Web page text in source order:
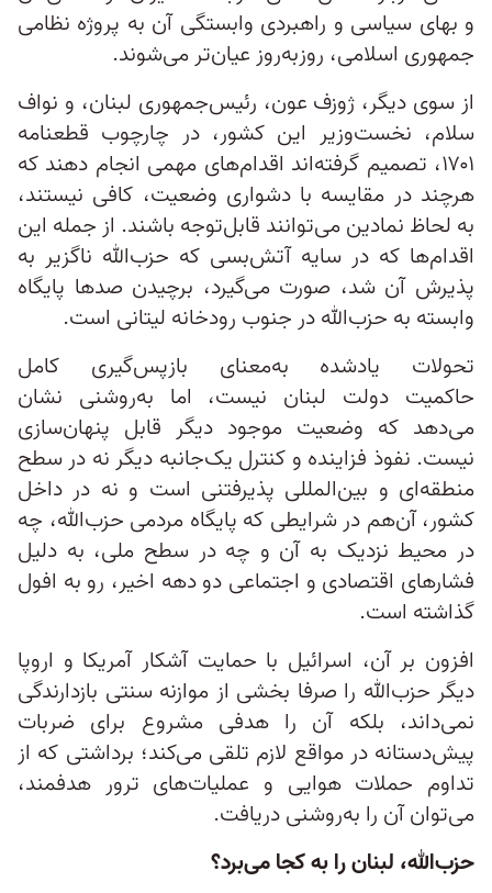
و بهای سیاسی و راهبردی وابستگی‌ آن به پروژه نظامی
جمهوری اسلامی، روزبه‌روز عیان‌تر می‌شوند.
از سوی دیگر، ژوزف عون، رئیس‌جمهوری لبنان، و نواف
سلام، نخست‌وزیر این کشور، در چارچوب قطعنامه
۱۷۰۱، تصمیم گرفته‌اند اقدام‌های مهمی انجام دهند که
هرچند در مقایسه با دشواری وضعیت، کافی نیستند،
به لحاظ نمادین می‌توانند قابل‌توجه باشند. از جمله این
اقدام‌ها که در سایه آتش‌بسی که حزب‌الله ناگزیر به
پذیرش آن شد، صورت می‌گیرد، برچیدن صدها پایگاه
وابسته به حزب‌الله در جنوب رودخانه لیتانی است.
تحولات یادشده به‌معنای بازپس‌گیری کامل
حاکمیت دولت لبنان نیست، اما به‌روشنی نشان
می‌دهد که وضعیت موجود دیگر قابل پنهان‌سازی
نیست. نفوذ فزاینده و کنترل یک‌جانبه دیگر نه در سطح
منطقه‌ای و بین‌المللی پذیرفتنی است و نه در داخل
کشور، آن‌هم در شرایطی که پایگاه مردمی حزب‌الله، چه
در محیط نزدیک به آن و چه در سطح ملی، به‌ دلیل
فشارهای اقتصادی و اجتماعی دو دهه اخیر، رو به افول
گذاشته است.
افزون بر آن، اسرائیل با حمایت آشکار آمریکا و اروپا
دیگر حزب‌الله را صرفا بخشی از موازنه‌ سنتی بازدارندگی
نمی‌داند، بلکه آن را هدفی مشروع برای ضربات
پیش‌دستانه در مواقع لازم تلقی می‌کند؛ برداشتی که از
تداوم حملات هوایی و عملیات‌های ترور هدفمند،
می‌توان آن را به‌روشنی دریافت.
حزب‌الله، لبنان را به کجا می‌برد؟